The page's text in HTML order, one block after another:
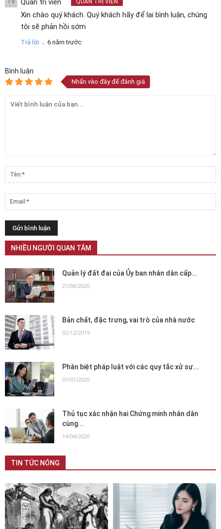
TV Quản trị viên QUẢN TRỊ VIÊN
Xin chào quý khách. Quý khách hãy để lại bình luận, chúng
tôi sẽ phản hồi sớm
Trả lời . 6 năm trước
Bình luận
Nhấn vào đây để đánh giá
NHIỀU NGƯỜI QUAN TÂM
Quản lý đất đai của Ủy ban nhân dân cấp...
21/06/2020
Bản chất, đặc trưng, vai trò của nhà nước
02/12/2019
Phân biệt pháp luật với các quy tắc xử sự...
01/01/2020
Thủ tục xác nhận hai Chứng minh nhân dân
cùng...
14/04/2020
TIN TỨC NÓNG